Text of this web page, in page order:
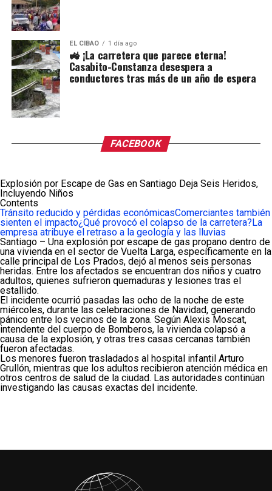
EL CIBAO 1 día ago
🚜 ¡La carretera que parece eterna!
Casabito-Constanza desespera a
conductores tras más de un año de espera
FACEBOOK
Explosión por Escape de Gas en Santiago Deja Seis Heridos,
Incluyendo Niños
Contents
Tránsito reducido y pérdidas económicasComerciantes también
sienten el impacto¿Qué provocó el colapso de la carretera? La
empresa atribuye el retraso a la geología y las lluvias
Santiago – Una explosión por escape de gas propano dentro de
una vivienda en el sector de Vuelta Larga, específicamente en la
calle principal de Los Prados, dejó al menos seis personas
heridas. Entre los afectados se encuentran dos niños y cuatro
adultos, quienes sufrieron quemaduras y lesiones tras el
estallido.
El incidente ocurrió pasadas las ocho de la noche de este
miércoles, durante las celebraciones de Navidad, generando
pánico entre los vecinos de la zona. Según Alexis Moscat,
intendente del cuerpo de Bomberos, la vivienda colapsó a
causa de la explosión, y otras tres casas cercanas también
fueron afectadas.
Los menores fueron trasladados al hospital infantil Arturo
Grullón, mientras que los adultos recibieron atención médica en
otros centros de salud de la ciudad. Las autoridades continúan
investigando las causas exactas del incidente.